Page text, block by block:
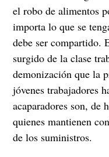
el robo de alimentos
importa lo que se
debe ser compartido.
surgido de la clase
demonización que la
jóvenes trabajadores
acaparadores son, de
quienes mantienen
de los suministros.